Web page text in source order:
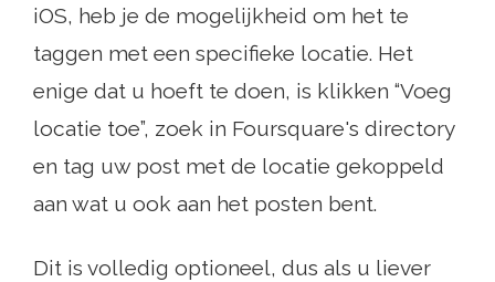
iOS, heb je de mogelijkheid om het te
taggen met een specifieke locatie. Het
enige dat u hoeft te doen, is klikken “Voeg
locatie toe”, zoek in Foursquare's directory
en tag uw post met de locatie gekoppeld
aan wat u ook aan het posten bent.
Dit is volledig optioneel, dus als u liever